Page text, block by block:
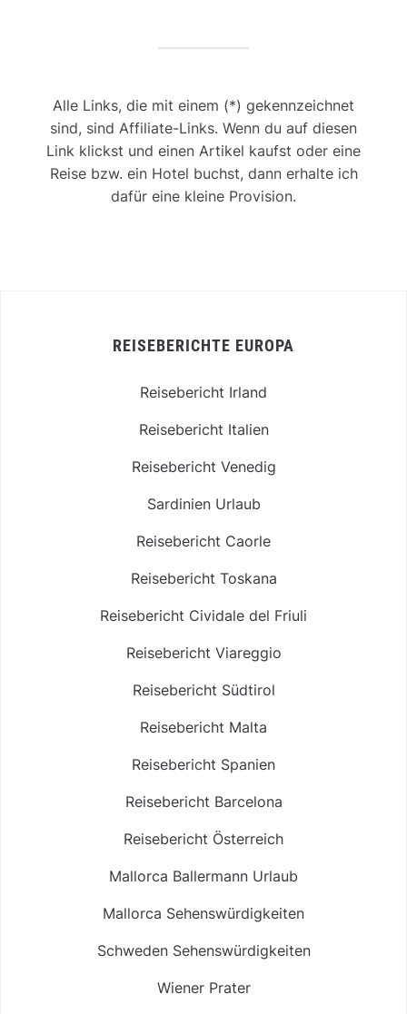
Alle Links, die mit einem (*) gekennzeichnet
sind, sind Affiliate-Links. Wenn du auf diesen
Link klickst und einen Artikel kaufst oder eine
Reise bzw. ein Hotel buchst, dann erhalte ich
dafür eine kleine Provision.
REISEBERICHTE EUROPA
Reisebericht Irland
Reisebericht Italien
Reisebericht Venedig
Sardinien Urlaub
Reisebericht Caorle
Reisebericht Toskana
Reisebericht Cividale del Friuli
Reisebericht Viareggio
Reisebericht Südtirol
Reisebericht Malta
Reisebericht Spanien
Reisebericht Barcelona
Reisebericht Österreich
Mallorca Ballermann Urlaub
Mallorca Sehenswürdigkeiten
Schweden Sehenswürdigkeiten
Wiener Prater